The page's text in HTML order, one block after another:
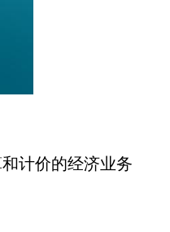
计价的经济业务